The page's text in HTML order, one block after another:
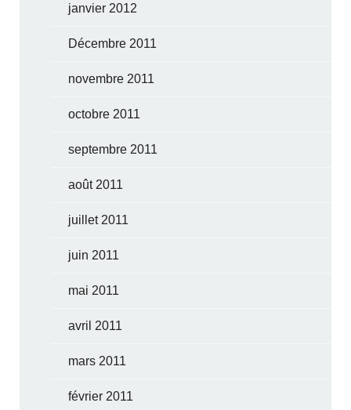
janvier 2012
Décembre 2011
novembre 2011
octobre 2011
septembre 2011
août 2011
juillet 2011
juin 2011
mai 2011
avril 2011
mars 2011
février 2011